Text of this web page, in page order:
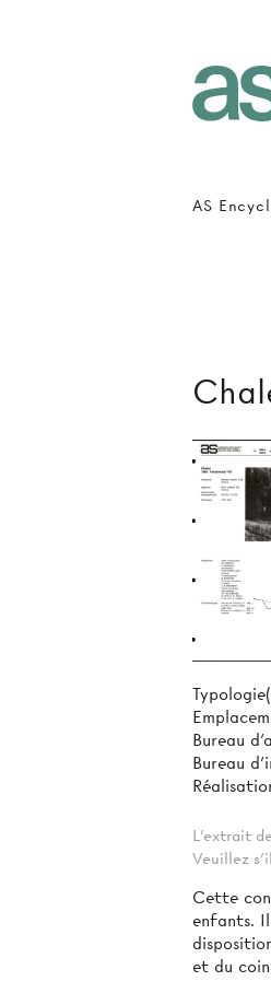
Bureau
Bureau
L'extrait
Veuillez
Cette
enfants.
et du
AS